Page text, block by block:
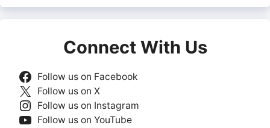
Connect With Us
Follow us on Facebook
Follow us on X
Follow us on Instagram
Follow us on YouTube